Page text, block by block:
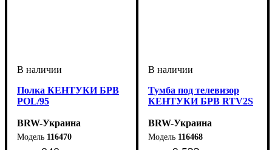
Полка КЕНТУКИ БРВ
POL/95
BRW-Украина
116470
Тумба под телевизор
КЕНТУКИ БРВ RTV2S
BRW-Украина
116468